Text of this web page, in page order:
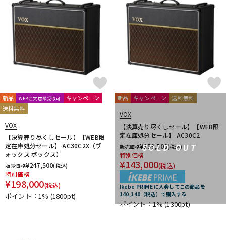
キーボード 電子ピアノ
エフェクター
DTM
DTM オンライン納品 レコーディング機器
新品 WEB注文店頭受取可
キャンペーン
送料無料
VOX
【決算売り尽くしセール】【WEB限
定在庫処分セール】 AC30C2X（ヴ
ォックス ボックス）
販売価格¥247,500(税込)
特別価格
¥198,000(税込)
ポイント：1% (1800pt)
SOLD OUT
新品 キャンペーン 送料無料
VOX
【決算売り尽くしセール】【WEB限
定在庫処分セール】 AC30C2
販売価格¥159,500(税込)
特別価格
¥143,000(税込)
Ikebe PRIME に入会してこの商品を
140,140（税込）で購入する
ポイント：1%(1300pt)